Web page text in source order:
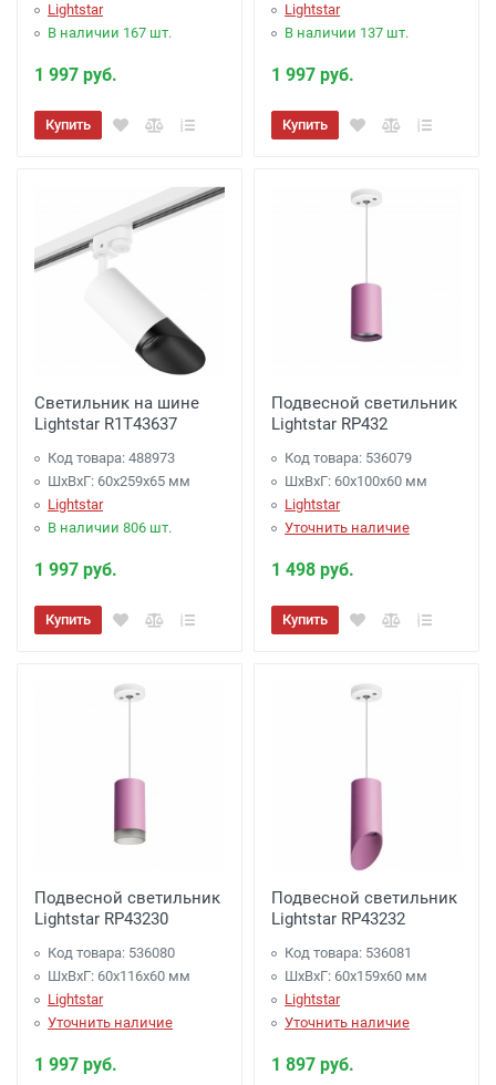
Lightstar
В наличии 167 шт.
1 997 руб.
Купить
Lightstar
В наличии 137 шт.
1 997 руб.
Купить
Светильник на шине
Lightstar R1T43637
Код товара: 488973
ШхВхГ: 60x259x65 мм
Lightstar
В наличии 806 шт.
1 997 руб.
Купить
Подвесной светильник
Lightstar RP432
Код товара: 536079
ШхВхГ: 60x100x60 мм
Lightstar
Уточнить наличие
1 498 руб.
Купить
Подвесной светильник
Lightstar RP43230
Код товара: 536080
ШхВхГ: 60x116x60 мм
Lightstar
Уточнить наличие
1 997 руб.
Подвесной светильник
Lightstar RP43232
Код товара: 536081
ШхВхГ: 60x159x60 мм
Lightstar
Уточнить наличие
1 897 руб.